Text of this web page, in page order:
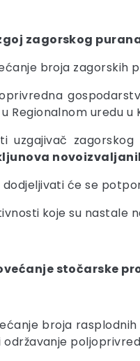
zagorskog
broja zagorskih
Regionalnom uredu
uzgajivač
će se
koje su nastale
stočarske
broja
održavanje